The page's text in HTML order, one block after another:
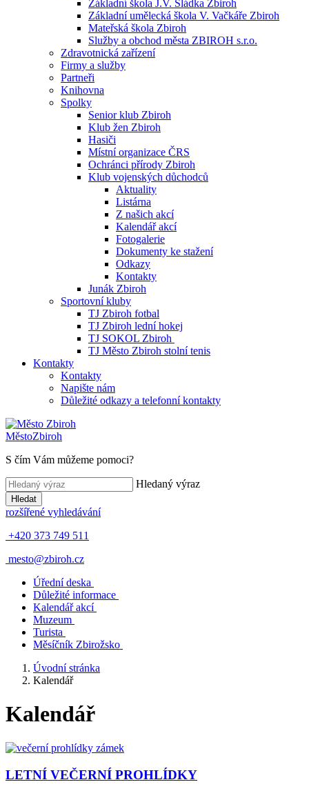
Základní škola J.V. Sládka Zbiroh
Základní umělecká škola V. Vačkáře Zbiroh
Mateřská škola Zbiroh
Služby a obchod města ZBIROH s.r.o.
Zdravotnická zařízení
Firmy a služby
Partneři
Knihovna
Spolky
Senior klub Zbiroh
Klub žen Zbiroh
Hasiči
Místní organizace ČRS
Ochránci přírody Zbiroh
Klub vojenských důchodců
Aktuality
Listárna
Z našich akcí
Kalendář akcí
Fotogalerie
Dokumenty ke stažení
Odkazy
Kontakty
Junák Zbiroh
Sportovní kluby
TJ Zbiroh fotbal
TJ Zbiroh lední hokej
TJ SOKOL Zbiroh
TJ Město Zbiroh stolní tenis
Kontakty
Kontakty
Napište nám
Důležité odkazy a telefonní kontakty
MěstoZbiroh
S čím Vám můžeme pomoci?
Hledaný výraz
Hledat
rozšířené vyhledávání
+420 373 749 511
mesto@zbiroh.cz
Úřední deska
Důležité informace
Kalendář akcí
Muzeum
Turista
Měsíčník Zbirožsko
Úvodní stránka
Kalendář
Kalendář
LETNÍ VEČERNÍ PROHLÍDKY